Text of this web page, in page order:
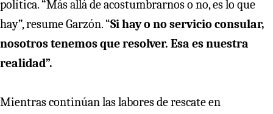
política. “Más allá de acostumbrarnos o no, es lo que
hay”, resume Garzón. “Si hay o no servicio consular,
nosotros tenemos que resolver. Esa es nuestra
realidad”.
Mientras continúan las labores de rescate en